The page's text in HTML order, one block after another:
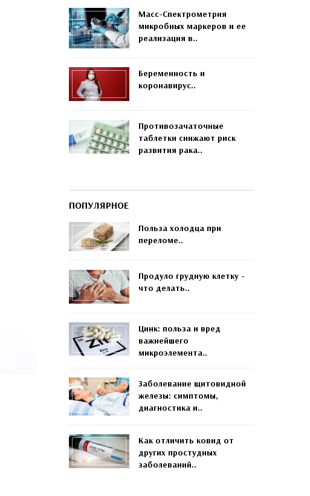
Масс-Спектрометрия
микробных маркеров и ее
реализация в..
Беременность и
коронавирус..
Противозачаточные
таблетки снижают риск
развития рака..
ПОПУЛЯРНОЕ
Польза холодца при
переломе..
Продуло грудную клетку -
что делать..
Цинк: польза и вред
важнейшего
микроэлемента..
Заболевание щитовидной
железы: симптомы,
диагностика и..
Как отличить ковид от
других простудных
заболеваний..